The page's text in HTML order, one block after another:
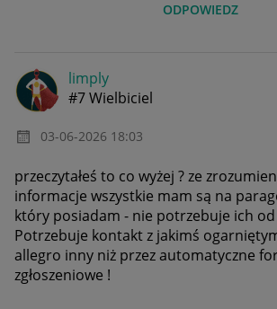
ODPOWIEDZ
limply
#7 Wielbiciel
‎03-06-2026 18:03
przeczytałeś to co wyżej ? ze
informacje wszystkie mam są na
który posiadam - nie potrzebuje ich od
Potrzebuje kontakt z jakimś
allegro inny niż przez automatyczne
zgłoszeniowe !